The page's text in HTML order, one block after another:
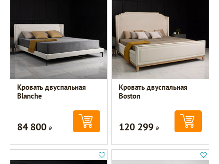
Кровать двуспальная
Blanche
84 800Р
Кровать двуспальная
Boston
120 299Р